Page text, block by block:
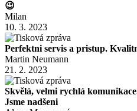
😉
Milan
10. 3. 2023
Perfektni servis a pristup.
Martin Neumann
21. 2. 2023
Skvělá, velmi rychlá
Jsme nadšeni